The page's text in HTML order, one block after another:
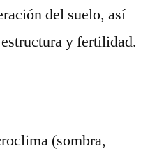
del suelo, así
y fertilidad.
(sombra,